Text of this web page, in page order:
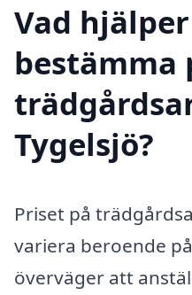
Vad
bestämma
Tygelsjö?
Priset på
variera beroende
överväger att